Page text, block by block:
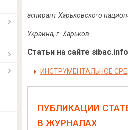
аспирант Харьковского
Украина, г. Харьков
Статьи на сайте sibac.info
ИНСТРУМЕНТАЛЬНОЕ
ПУБЛИКАЦИИ
В ЖУРНАЛАХ